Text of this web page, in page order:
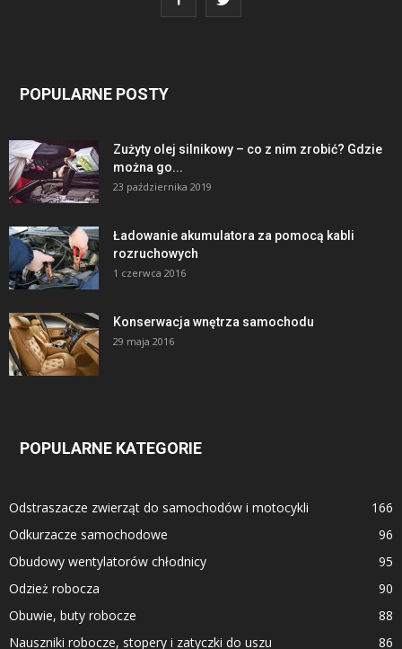
POPULARNE POSTY
Zużyty olej silnikowy – co z nim zrobić? Gdzie
można go...
23 października 2019
Ładowanie akumulatora za pomocą kabli
rozruchowych
1 czerwca 2016
Konserwacja wnętrza samochodu
29 maja 2016
POPULARNE KATEGORIE
Odstraszacze zwierząt do samochodów i motocykli
166
Odkurzacze samochodowe
96
Obudowy wentylatorów chłodnicy
95
Odzież robocza
90
Obuwie, buty robocze
88
Nauszniki robocze, stopery i zatyczki do uszu
86